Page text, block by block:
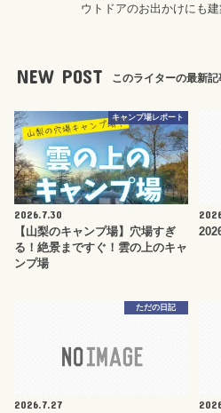
ウトドアのお出かけにも
NEW POST このライターの最新記
キャンプ場レポート
2026.7.30
【山梨のキャンプ場】穴場すぎ
る！絶景まですぐ！雲の上のキャ
ンプ場
ただの日記
2026.7.27